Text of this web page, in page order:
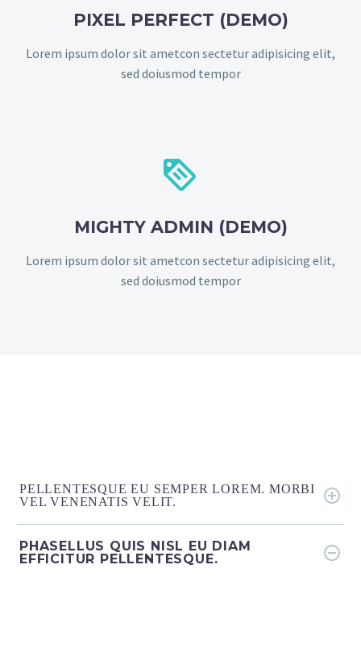
PIXEL PERFECT (DEMO)
Lorem ipsum dolor sit ametcon sectetur adipisicing elit,
sed doiusmod tempor


MIGHTY ADMIN (DEMO)
Lorem ipsum dolor sit ametcon sectetur adipisicing elit,
sed doiusmod tempor
PELLENTESQUE EU SEMPER LOREM. MORBI
VEL VENENATIS VELIT.
PHASELLUS QUIS NISL EU DIAM
EFFICITUR PELLENTESQUE.